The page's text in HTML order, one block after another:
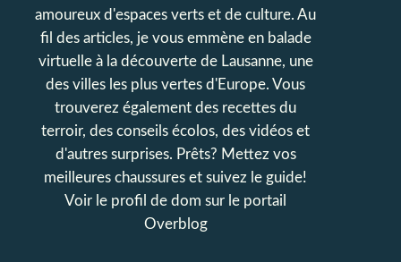
amoureux d'espaces verts et de culture. Au
fil des articles, je vous emmène en balade
virtuelle à la découverte de Lausanne, une
des villes les plus vertes d'Europe. Vous
trouverez également des recettes du
terroir, des conseils écolos, des vidéos et
d'autres surprises. Prêts? Mettez vos
meilleures chaussures et suivez le guide!
Voir le profil de dom sur le portail
Overblog